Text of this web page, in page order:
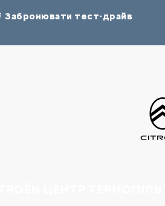
Забронювати тест-драйв